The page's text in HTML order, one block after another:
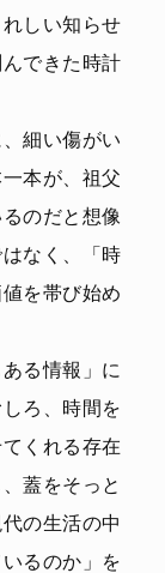
しい知らせ
できた時計
細い傷がい
本が、祖父
のだと想像
なく、「時
を帯び始め
る情報」に
ろ、時間を
くれる存在
蓋をそっと
の生活の中
るのか」を